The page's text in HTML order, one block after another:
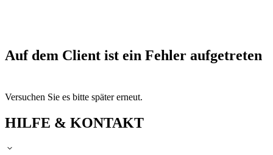
Auf dem Client ist ein Fehler aufgetreten
Versuchen Sie es bitte später erneut.
HILFE & KONTAKT